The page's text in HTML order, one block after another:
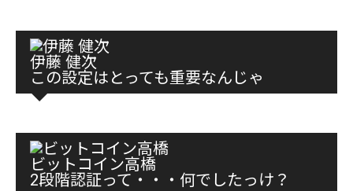
伊藤 健次
この設定はとっても重要なんじゃ
ビットコイン高橋
2段階認証って・・・何でしたっけ？